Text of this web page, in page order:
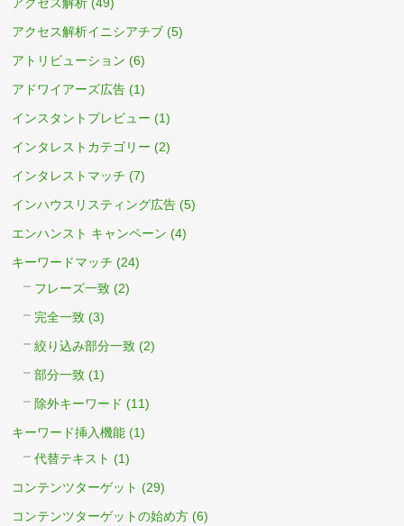
アクセス解析イニシアチブ (5)
アトリビューション (6)
アドワイアーズ広告 (1)
インスタントプレビュー (1)
インタレストカテゴリー (2)
インタレストマッチ (7)
インハウスリスティング広告 (5)
エンハンスト キャンペーン (4)
キーワードマッチ (24)
フレーズ一致 (2)
完全一致 (3)
絞り込み部分一致 (2)
部分一致 (1)
除外キーワード (11)
キーワード挿入機能 (1)
代替テキスト (1)
コンテンツターゲット (29)
コンテンツターゲットの始め方 (6)